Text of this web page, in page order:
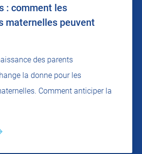
: comment les
maternelles peuvent
des parents
la donne pour les
Comment anticiper la